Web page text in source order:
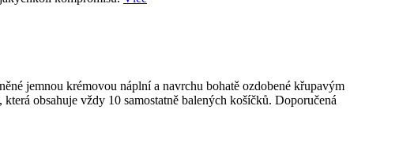
jemnou krémovou náplní a navrchu bohatě ozdobené křupavým
obsahuje vždy 10 samostatně balených košíčků. Doporučená